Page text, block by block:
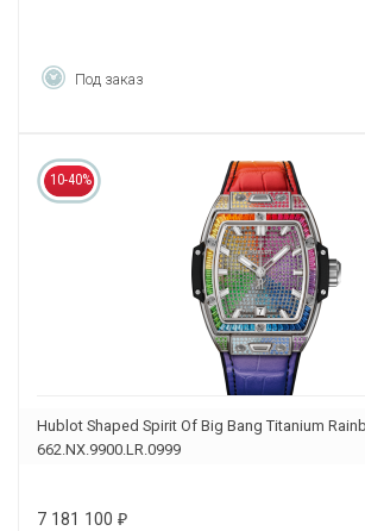
Под заказ
10-40%
Hublot Shaped Spirit Of Big Bang Titanium
662.NX.9900.LR.0999
7 181 100 ₽